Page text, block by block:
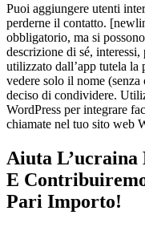
Puoi aggiungere utenti
perderne il contatto.
obbligatorio, ma si
descrizione di sé,
utilizzato dall’app tutela
vedere solo il nome
deciso di condividere.
WordPress per integrare
chiamate nel tuo sito web
Aiuta L’ucraina
E
Pari Importo!